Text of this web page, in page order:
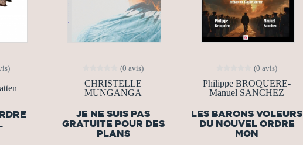
(0 avis)
CHRISTELLE
MUNGANGA
JE NE SUIS PAS
GRATUITE POUR DES
PLANS
(0 avis)
Philippe BROQUERE-
Manuel SANCHEZ
LES BARONS VOLEURS
DU NOUVEL ORDRE
MON